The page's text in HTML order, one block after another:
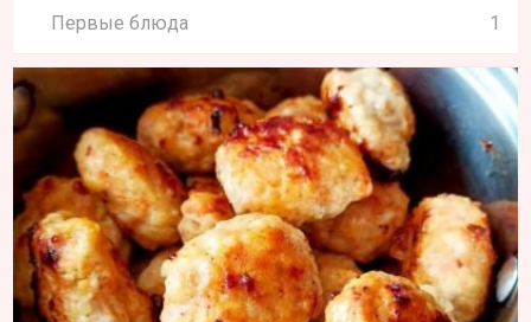
Первые блюда 1